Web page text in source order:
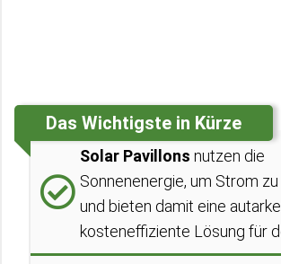
Das Wichtigste in Kürze
Solar Pavillons nutzen die
Sonnenenergie, um Strom
und bieten damit eine
kosteneffiziente Lösung für